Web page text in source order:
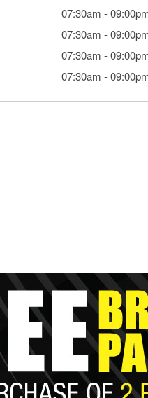
07:30am -
07:30am -
07:30am -
07:30am -